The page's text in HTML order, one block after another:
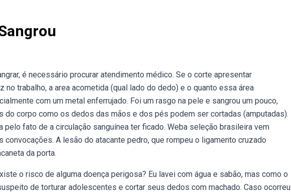
é necessário procurar atendimento médico. Se o corte apresentar
no trabalho, a area acometida (qual lado do dedo) e o quanto essa área
com um metal enferrujado. Foi um rasgo na pele e sangrou um pouco,
do corpo como os dedos das mãos e dos pés podem ser cortadas (amputadas).
fato de a circulação sanguínea ter ficado. Weba seleção brasileira vem
A lesão do atacante pedro, que rompeu o ligamento cruzado
da porta.
o risco de alguma doença perigosa? Eu lavei com água e sabão, mas como o
de torturar adolescentes e cortar seus dedos com machado. Caso ocorreu